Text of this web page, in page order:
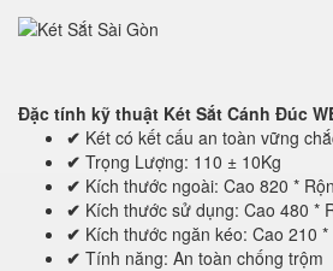
Đặc tính kỹ thuật Két Sắt Cánh Đúc
✔ Két có kết cấu an toàn vững
✔ Trọng Lượng: 110 ± 10Kg
✔ Kích thước ngoài: Cao 820 *
✔ Kích thước sử dụng: Cao 480 *
✔ Kích thước ngăn kéo: Cao 210
✔ Tính năng: An toàn chống trộm